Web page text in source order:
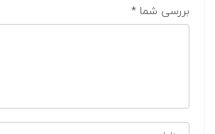
بررسی شما *